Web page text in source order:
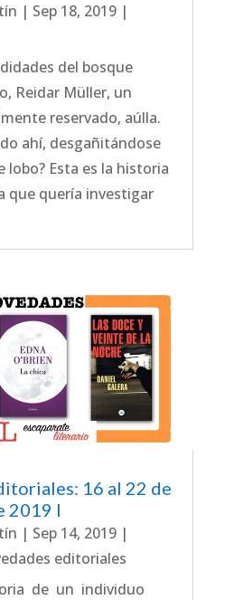
| Sep 18, 2019|
del bosque
Reidar Müller, un
reservado, aúlla.
ahí, desgañitándose
lobo? Esta es la historia
que quería investigar
16 al 22 de
2019 I
| Sep 14, 2019|
editoriales
de un individuo